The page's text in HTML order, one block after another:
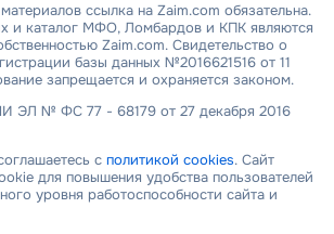
ссылка на Zaim.com обязательна.
и каталог МФО, Ломбардов и КПК являются
Zaim.com. Свидетельство о
базы данных №2016621516 от 11
запрещается и охраняется законом.
ЭЛ № ФС 77 - 68179 от 27 декабря 2016
с политикой cookies. Сайт
для повышения удобства пользователей
уровня работоспособности сайта и